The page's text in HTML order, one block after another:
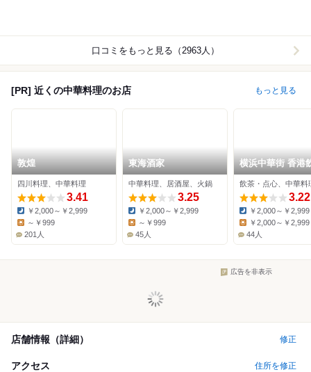
口コミをもっと見る（2963人）
[PR] 近くの中華料理のお店 もっと見る
敦煌
四川料理、中華料理
3.41
Dinner:
￥2,000～￥2,999
～￥999
201人
東海酒家
中華料理、居酒屋、火鍋
3.25
Dinner:
￥2,000～￥2,999
Lunch:
～￥999
45人
横浜中華街 香港
3.22
Dinner:
￥2,000～￥2,999
Lunch:
￥2,000～￥2,999
44人
広告を非表示
店舗情報（詳細） 修正
アクセス 住所を修正